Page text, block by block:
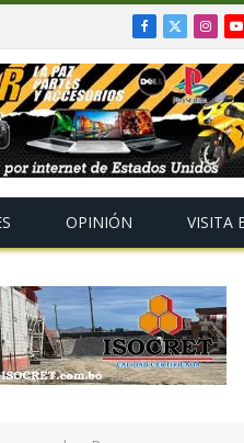
Facebook
X
(Twitter)
OPINIÓN VISITA